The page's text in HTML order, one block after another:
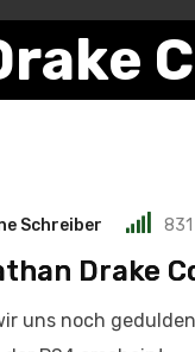
Schreiber 831
Drake
uns noch